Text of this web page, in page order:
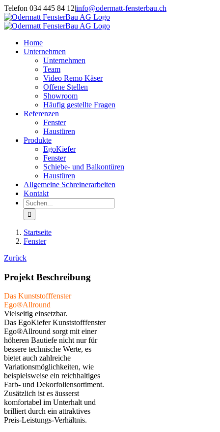
Zum
Inhalt
springen
Telefon 034 445 84 12|info@odermatt-fensterbau.ch
Home
Unternehmen
Unternehmen
Team
Video Remo Käser
Offene Stellen
Showroom
Häufig gestellte Fragen
Referenzen
Fenster
Haustüren
Produkte
EgoKiefer
Fenster
Schiebe- und Balkontüren
Haustüren
Allgemeine Schreinerarbeiten
Kontakt
Suche
nach:
Startseite
Fenster
Zurück
Projekt Beschreibung
Das Kunststofffenster
Ego®Allround
Vielseitig einsetzbar.
Das EgoKiefer Kunststofffenster
Ego®Allround sorgt mit einer
höheren Bautiefe nicht nur für
bessere technische Werte, es
bietet auch zahlreiche
Variationsmöglichkeiten, wie
beispielsweise ein reichhaltiges
Farb- und Dekorfoliensortiment.
Zusätzlich ist es äusserst
komfortabel im Unterhalt und
brilliert durch ein attraktives
Preis-Leistungs-Verhältnis.